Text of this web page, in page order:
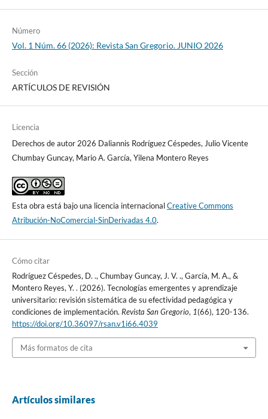
Número
Vol. 1 Núm. 66 (2026): Revista San Gregorio. JUNIO 2026
Sección
ARTÍCULOS DE REVISIÓN
Licencia
Derechos de autor 2026 Daliannis Rodríguez Céspedes, Julio Vicente
Chumbay Guncay, Mario A. García, Yilena Montero Reyes
Esta obra está bajo una licencia internacionalCreative Commons
Atribución-NoComercial-SinDerivadas 4.0.
Cómo citar
Rodríguez Céspedes, D. ., Chumbay Guncay, J. V. ., García, M. A., &
Montero Reyes, Y. . (2026). Tecnologías emergentes y aprendizaje
universitario: revisión sistemática de su efectividad pedagógica y
condiciones de implementación. Revista San Gregorio, 1(66), 120-136.
https://doi.org/10.36097/rsan.v1i66.4039
Más formatos de cita
Artículos similares